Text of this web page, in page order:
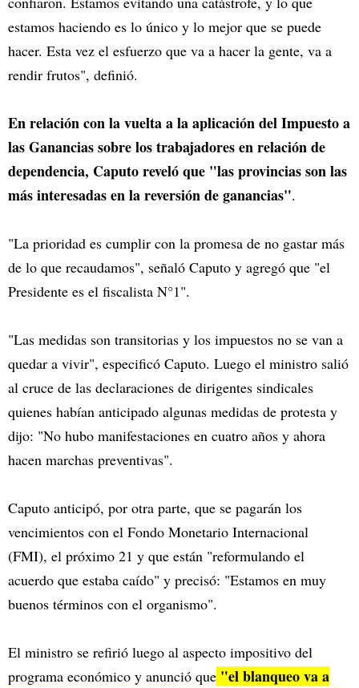
estamos haciendo es lo único y lo mejor que se puede
hacer. Esta vez el esfuerzo que va a hacer la gente, va a
rendir frutos", definió.
En relación con la vuelta a la aplicación del Impuesto a
las Ganancias sobre los trabajadores en relación de
dependencia, Caputo reveló que "las provincias son las
más interesadas en la reversión de ganancias".
"La prioridad es cumplir con la promesa de no gastar más
de lo que recaudamos", señaló Caputo y agregó que "el
Presidente es el fiscalista N°1".
"Las medidas son transitorias y los impuestos no se van a
quedar a vivir", especificó Caputo. Luego el ministro salió
al cruce de las declaraciones de dirigentes sindicales
quienes habían anticipado algunas medidas de protesta y
dijo: "No hubo manifestaciones en cuatro años y ahora
hacen marchas preventivas".
Caputo anticipó, por otra parte, que se pagarán los
vencimientos con el Fondo Monetario Internacional
(FMI), el próximo 21 y que están "reformulando el
acuerdo que estaba caído" y precisó: "Estamos en muy
buenos términos con el organismo".
El ministro se refirió luego al aspecto impositivo del
programa económico y anunció que "el blanqueo va a